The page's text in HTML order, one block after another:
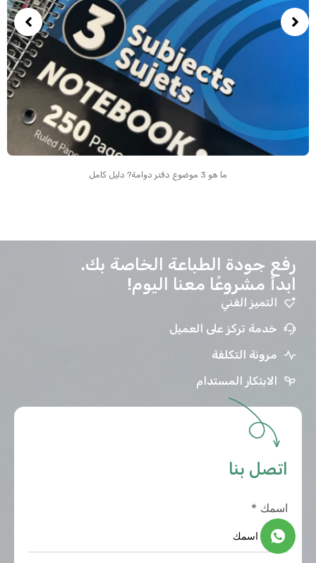
ما هو 3 موضوع دفتر دوامة? دليل كامل
رفع جودة الطباعة الخاصة بك.
ابدأ مشروعًا معنا اليوم!
التميز الفني
خدمة تركز على العميل
مرونة التكلفة
الابتكار المستدام
اتصل بنا
اسمك *